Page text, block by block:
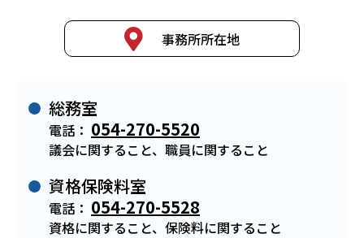
事務所所在地
総務室
電話： 054-270-5520
議会に関すること、職員に関すること
資格保険料室
電話： 054-270-5528
資格に関すること、保険料に関すること